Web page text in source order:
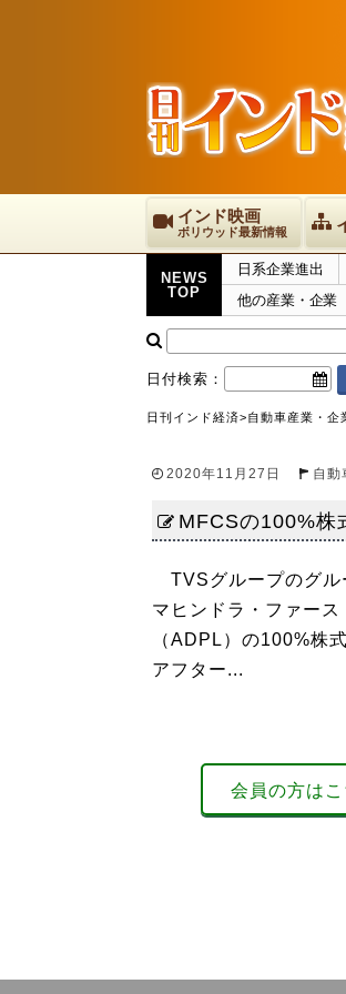
インド映画
ボリウッド最新情報
NEWS
TOP
日系企業進出
他の産業・企業
日付検索：
日刊インド経済>自動車産業・企
2020年11月27日 自動
MFCSの100%株
TVSグループのグル
マヒンドラ・ファー
（ADPL）の100%株
アフター...
会員の方は